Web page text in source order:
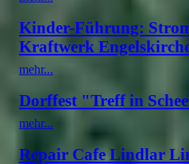
Kinder-Führung:
Kraftwerk
mehr...
Dorffest "Treff in
mehr...
Repair Cafe Lindlar